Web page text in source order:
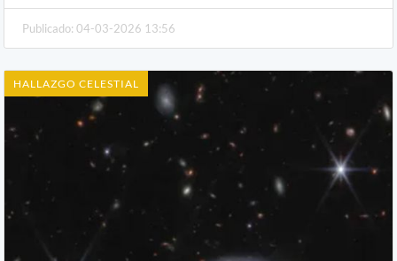
Publicado: 04-03-2026 13:56
HALLAZGO CELESTIAL